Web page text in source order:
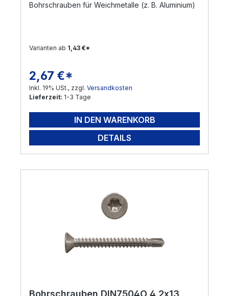
Bohrschrauben für Weichmetalle (z. B. Aluminium)
Varianten ab 1,43 €*
Regulärer Preis:
2,67 €*
Inkl. 19% USt., zzgl. Versandkosten
Lieferzeit: 1-3 Tage
IN DEN WARENKORB
DETAILS
Bohrschrauben DIN7504O 4,2x13